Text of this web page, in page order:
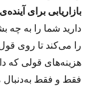
بازاریابی برای
دارید شما را به
را می‌کند تا روی
هزینه‌های قولی که
فقط و فقط